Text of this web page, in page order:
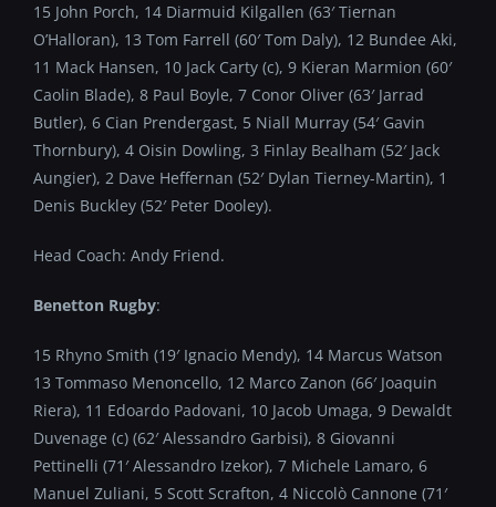
15 John Porch, 14 Diarmuid Kilgallen (63′ Tiernan
O’Halloran), 13 Tom Farrell (60′ Tom Daly), 12 Bundee Aki,
11 Mack Hansen, 10 Jack Carty (c), 9 Kieran Marmion (60′
Caolin Blade), 8 Paul Boyle, 7 Conor Oliver (63′ Jarrad
Butler), 6 Cian Prendergast, 5 Niall Murray (54′ Gavin
Thornbury), 4 Oisin Dowling, 3 Finlay Bealham (52′ Jack
Aungier), 2 Dave Heffernan (52′ Dylan Tierney-Martin), 1
Denis Buckley (52′ Peter Dooley).
Head Coach: Andy Friend.
Benetton Rugby:
15 Rhyno Smith (19′ Ignacio Mendy), 14 Marcus Watson
13 Tommaso Menoncello, 12 Marco Zanon (66′ Joaquin
Riera), 11 Edoardo Padovani, 10 Jacob Umaga, 9 Dewaldt
Duvenage (c) (62′ Alessandro Garbisi), 8 Giovanni
Pettinelli (71′ Alessandro Izekor), 7 Michele Lamaro, 6
Manuel Zuliani, 5 Scott Scrafton, 4 Niccolò Cannone (71′